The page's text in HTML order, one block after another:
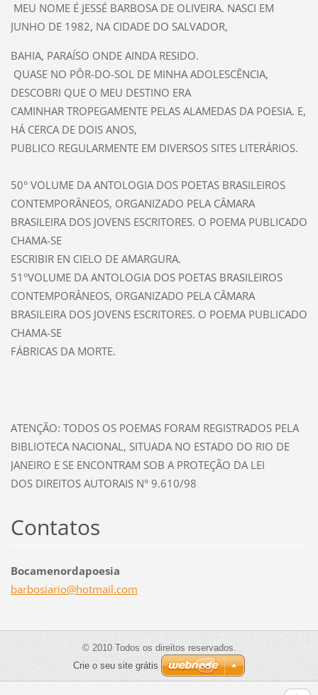
MEU NOME É JESSÉ BARBOSA DE OLIVEIRA. NASCI EM
JUNHO DE 1982, NA CIDADE DO SALVADOR,
BAHIA, PARAÍSO ONDE AINDA RESIDO.
QUASE NO PÔR-DO-SOL DE MINHA ADOLESCÊNCIA,
DESCOBRI QUE O MEU DESTINO ERA
CAMINHAR TROPEGAMENTE PELAS ALAMEDAS DA POESIA. E,
HÁ CERCA DE DOIS ANOS,
PUBLICO REGULARMENTE EM DIVERSOS SITES LITERÁRIOS.
50° VOLUME DA ANTOLOGIA DOS POETAS BRASILEIROS
CONTEMPORÂNEOS, ORGANIZADO PELA CÂMARA
BRASILEIRA DOS JOVENS ESCRITORES. O POEMA PUBLICADO
CHAMA-SE
ESCRIBIR EN CIELO DE AMARGURA.
51°VOLUME DA ANTOLOGIA DOS POETAS BRASILEIROS
CONTEMPORÂNEOS, ORGANIZADO PELA CÂMARA
BRASILEIRA DOS JOVENS ESCRITORES. O POEMA PUBLICADO
CHAMA-SE
FÁBRICAS DA MORTE.
ATENÇÃO: TODOS OS POEMAS FORAM REGISTRADOS PELA
BIBLIOTECA NACIONAL, SITUADA NO ESTADO DO RIO DE
JANEIRO E SE ENCONTRAM SOB A PROTEÇÃO DA LEI
DOS DIREITOS AUTORAIS N° 9.610/98
Contatos
Bocamenordapoesia
barbosiario@hotmail.com
© 2010 Todos os direitos reservados.
Crie o seu site grátis